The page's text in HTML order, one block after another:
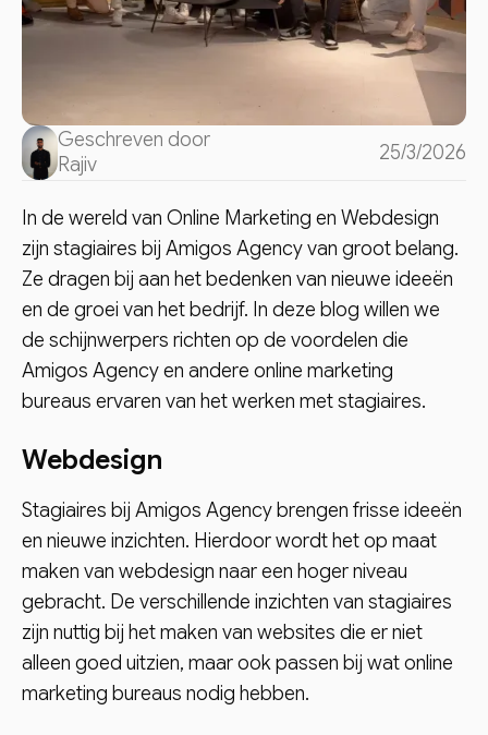
Geschreven door
Rajiv
25/3/2026
In de wereld van Online Marketing en Webdesign
zijn stagiaires bij Amigos Agency van groot belang.
Ze dragen bij aan het bedenken van nieuwe ideeën
en de groei van het bedrijf. In deze blog willen we
de schijnwerpers richten op de voordelen die
Amigos Agency en andere online marketing
bureaus ervaren van het werken met stagiaires.
Webdesign
Stagiaires bij Amigos Agency brengen frisse ideeën
en nieuwe inzichten. Hierdoor wordt het op maat
maken van webdesign naar een hoger niveau
gebracht. De verschillende inzichten van stagiaires
zijn nuttig bij het maken van websites die er niet
alleen goed uitzien, maar ook passen bij wat online
marketing bureaus nodig hebben.